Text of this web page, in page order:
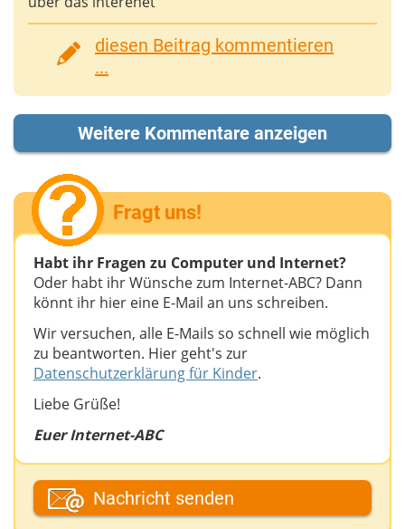
diesen Beitrag kommentieren
...
Weitere Kommentare anzeigen
Fragt uns!
Habt ihr Fragen zu Computer und Internet?
Oder habt ihr Wünsche zum Internet-ABC? Dann
könnt ihr hier eine E-Mail an uns schreiben.
Wir versuchen, alle E-Mails so schnell wie möglich
zu beantworten. Hier geht's zur
Datenschutzerklärung für Kinder.
Liebe Grüße!
Euer Internet-ABC
Dein Fantasiename
Nachricht senden